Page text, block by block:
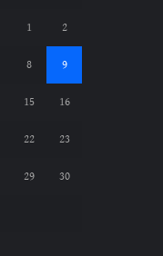
1 2
8 9
15 16
22 23
29 30